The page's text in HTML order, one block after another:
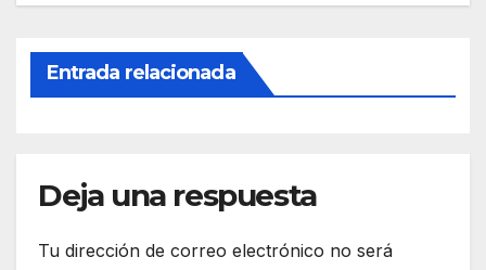
Entrada relacionada
Deja una respuesta
Tu dirección de correo electrónico no será